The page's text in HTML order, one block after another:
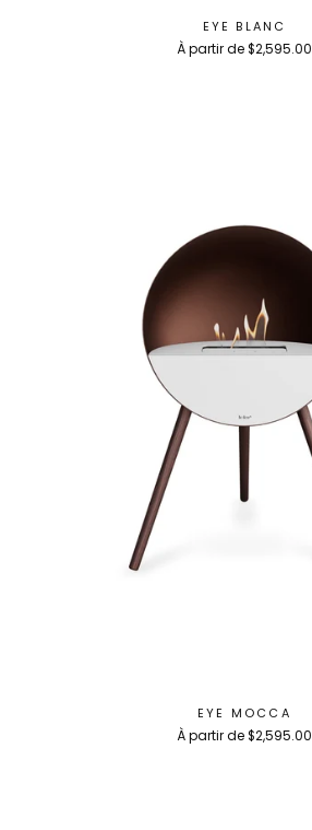
EYE BLANC
À partir de $2,595.00
EYE MOCCA
À partir de $2,595.00